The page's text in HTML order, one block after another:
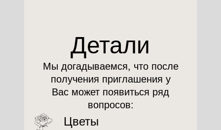
Детали
Мы догадываемся, что после
получения приглашения у
Вас может появиться ряд
вопросов:
Цветы